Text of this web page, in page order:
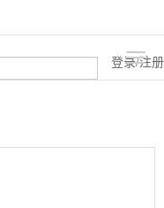
登录/注册